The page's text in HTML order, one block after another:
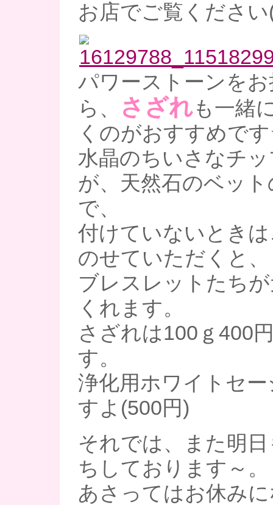
お店でご覧くださ
パワーストーンを
ら、
さざれも一緒
くのがおすすめで
水晶のちいさなチ
が、天然石のベッ
で、
付けていないとき
のせていただくと、
ブレスレットたち
くれます。
さざれは100ｇ400
す。
浄化用ホワイトセ
すよ(500円)
それでは、また明
ちしております～。
あさってはお休み